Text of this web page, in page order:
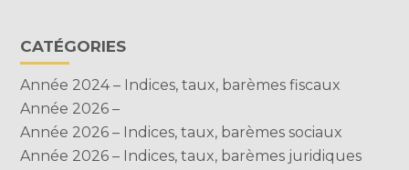
CATÉGORIES
Année 2024 – Indices, taux, barèmes fiscaux
Année 2026 –
Année 2026 – Indices, taux, barèmes sociaux
Année 2026 – Indices, taux, barèmes juridiques